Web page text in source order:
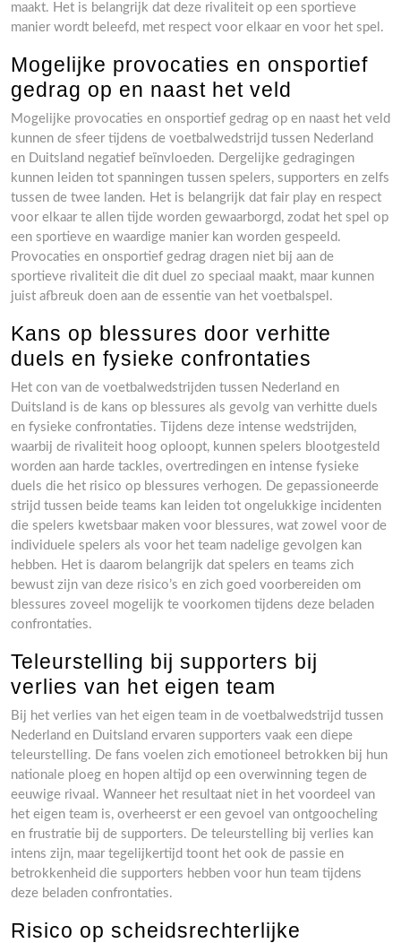
maakt. Het is belangrijk dat deze rivaliteit op een sportieve
manier wordt beleefd, met respect voor elkaar en voor het spel.
Mogelijke provocaties en onsportief
gedrag op en naast het veld
Mogelijke provocaties en onsportief gedrag op en naast het veld
kunnen de sfeer tijdens de voetbalwedstrijd tussen Nederland
en Duitsland negatief beïnvloeden. Dergelijke gedragingen
kunnen leiden tot spanningen tussen spelers, supporters en zelfs
tussen de twee landen. Het is belangrijk dat fair play en respect
voor elkaar te allen tijde worden gewaarborgd, zodat het spel op
een sportieve en waardige manier kan worden gespeeld.
Provocaties en onsportief gedrag dragen niet bij aan de
sportieve rivaliteit die dit duel zo speciaal maakt, maar kunnen
juist afbreuk doen aan de essentie van het voetbalspel.
Kans op blessures door verhitte
duels en fysieke confrontaties
Het con van de voetbalwedstrijden tussen Nederland en
Duitsland is de kans op blessures als gevolg van verhitte duels
en fysieke confrontaties. Tijdens deze intense wedstrijden,
waarbij de rivaliteit hoog oploopt, kunnen spelers blootgesteld
worden aan harde tackles, overtredingen en intense fysieke
duels die het risico op blessures verhogen. De gepassioneerde
strijd tussen beide teams kan leiden tot ongelukkige incidenten
die spelers kwetsbaar maken voor blessures, wat zowel voor de
individuele spelers als voor het team nadelige gevolgen kan
hebben. Het is daarom belangrijk dat spelers en teams zich
bewust zijn van deze risico’s en zich goed voorbereiden om
blessures zoveel mogelijk te voorkomen tijdens deze beladen
confrontaties.
Teleurstelling bij supporters bij
verlies van het eigen team
Bij het verlies van het eigen team in de voetbalwedstrijd tussen
Nederland en Duitsland ervaren supporters vaak een diepe
teleurstelling. De fans voelen zich emotioneel betrokken bij hun
nationale ploeg en hopen altijd op een overwinning tegen de
eeuwige rivaal. Wanneer het resultaat niet in het voordeel van
het eigen team is, overheerst er een gevoel van ontgoocheling
en frustratie bij de supporters. De teleurstelling bij verlies kan
intens zijn, maar tegelijkertijd toont het ook de passie en
betrokkenheid die supporters hebben voor hun team tijdens
deze beladen confrontaties.
Risico op scheidsrechterlijke